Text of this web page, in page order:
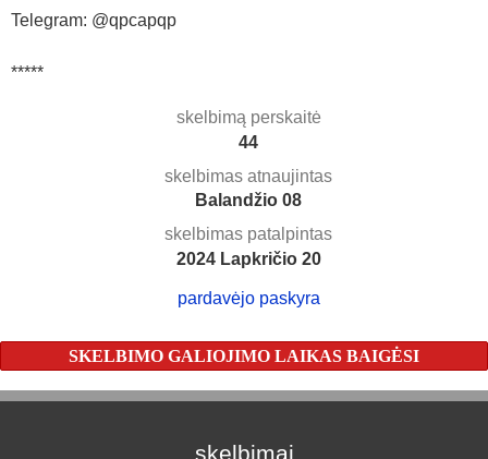
Telegram: @qpcapqp
*****
skelbimą perskaitė
44
skelbimas atnaujintas
Balandžio 08
skelbimas patalpintas
2024 Lapkričio 20
pardavėjo paskyra
SKELBIMO GALIOJIMO LAIKAS BAIGĖSI
skelbimai